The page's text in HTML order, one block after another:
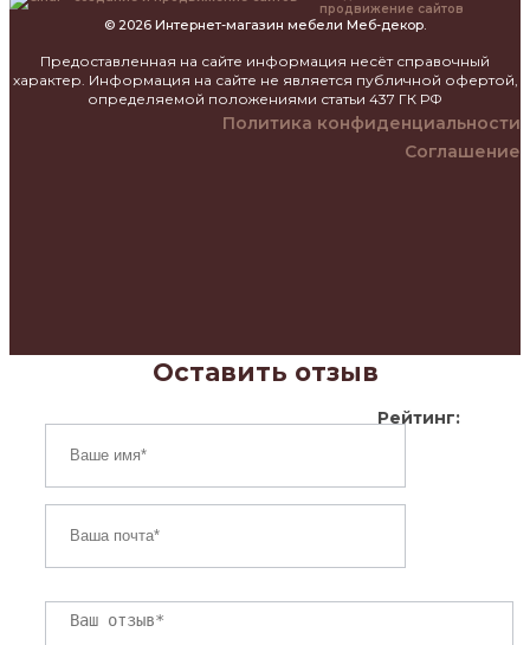
продвижение сайтов
© 2026 Интернет-магазин мебели Меб-декор.
Предоставленная на сайте информация несёт справочный
характер. Информация на сайте не является публичной офертой,
определяемой положениями статьи 437 ГК РФ
Политика конфиденциальности
Соглашение
Оставить отзыв
Рейтинг: